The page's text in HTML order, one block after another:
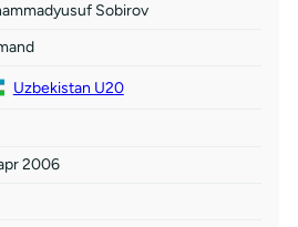
Sobirov
Uzbekistan U20
2006